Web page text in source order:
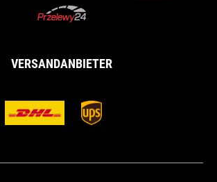
VERSANDANBIETER